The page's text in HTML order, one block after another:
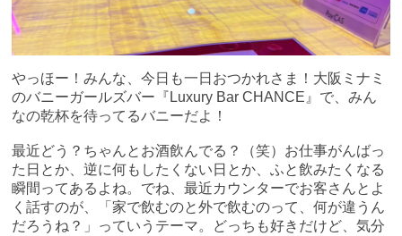
やっほー！みんな、今日も一日おつかれさま！大阪ミナミ
のバニーガールズバー『Luxury Bar CHANCE』で、みん
なの乾杯を待ってるバニーだよ！
最近どう？ちゃんとお酒飲んでる？（笑）お仕事がんばっ
た日とか、逆に何もしたくない日とか、ふと飲みたくなる
瞬間ってあるよね。でね、最近カウンターでお客さんとよ
く話すのが、「家で飲むのと外で飲むのって、何が違うん
だろうね？」っていうテーマ。どっちも好きだけど、気分